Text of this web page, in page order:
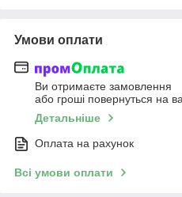
Умови оплати
Ви отримаєте замовлення
або гроші повернуться на
Детальніше
Оплата на рахунок
Всі умови оплати